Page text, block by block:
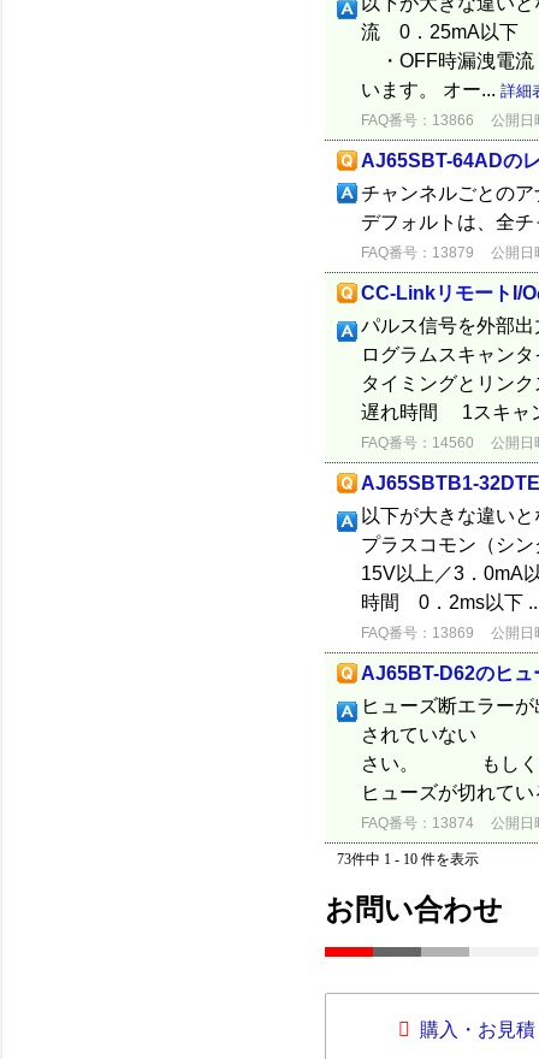
流 0．25mA以下
・OFF時漏洩電
います。 オー... 詳細
FAQ番号：13866 公開日
AJ65SBT-64ADの
チャンネルごとの
デフォルトは、全
FAQ番号：13879 公開日
CC-LinkリモートI/
パルス信号を外部
ログラムスキャン
タイミングとリン
遅れ時間 1スキャ
FAQ番号：14560 公開日
AJ65SBTB1-
以下が大きな違い
プラスコモン（
15V以上／3．
時間 0．2ms以下
FAQ番号：13869 公開日
AJ65BT-D62のヒュ
ヒューズ断エラー
されていない 外
さい。 もしくは
ヒューズが切れ
FAQ番号：13874 公開日
73件中 1 - 10 件を表示
お問い合わせ
購入・お見